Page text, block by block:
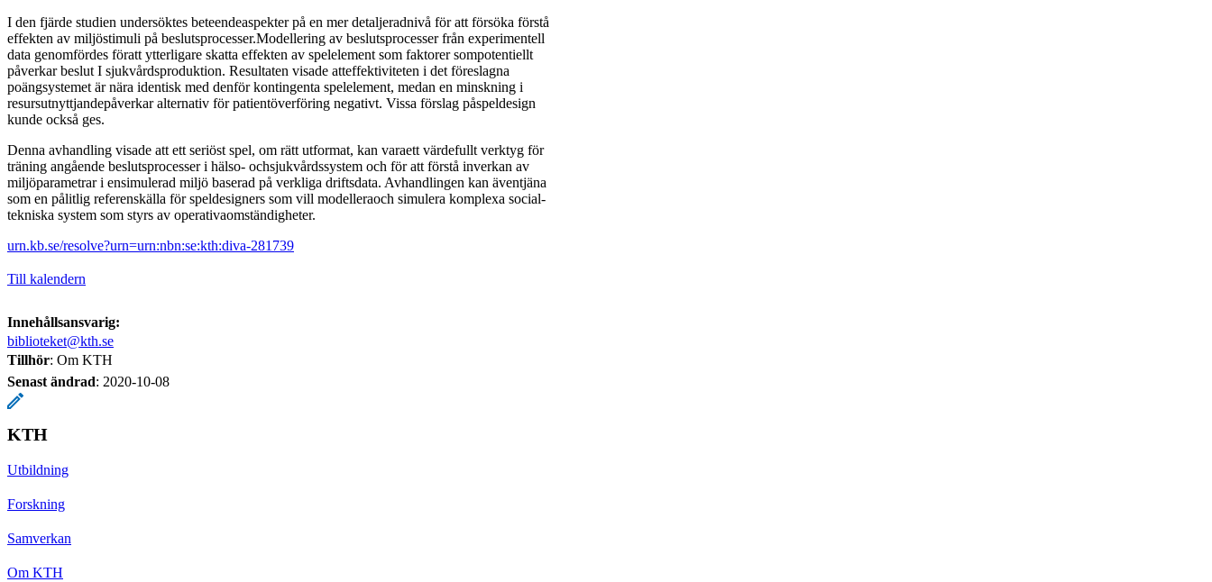
I den fjärde studien undersöktes beteendeaspekter på en mer detaljeradnivå för att försöka förstå
effekten av miljöstimuli på beslutsprocesser.Modellering av beslutsprocesser från experimentell
data genomfördes föratt ytterligare skatta effekten av spelelement som faktorer sompotentiellt
påverkar beslut I sjukvårdsproduktion. Resultaten visade atteffektiviteten i det föreslagna
poängsystemet är nära identisk med denför kontingenta spelelement, medan en minskning i
resursutnyttjandepåverkar alternativ för patientöverföring negativt. Vissa förslag påspeldesign
kunde också ges.
Denna avhandling visade att ett seriöst spel, om rätt utformat, kan varaett värdefullt verktyg för
träning angående beslutsprocesser i hälso- ochsjukvårdssystem och för att förstå inverkan av
miljöparametrar i ensimulerad miljö baserad på verkliga driftsdata. Avhandlingen kan äventjäna
som en pålitlig referenskälla för speldesigners som vill modelleraoch simulera komplexa social-
tekniska system som styrs av operativaomständigheter.
urn.kb.se/resolve?urn=urn:nbn:se:kth:diva-281739
Till kalendern
Innehållsansvarig:
biblioteket@kth.se
Tillhör: Om KTH
Senast ändrad: 2020-10-08
KTH
Utbildning
Forskning
Samverkan
Om KTH